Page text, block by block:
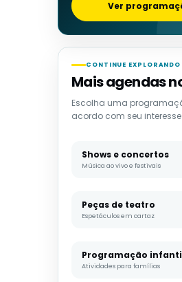
Ver
CONTINUE EXPLORANDO
Mais agendas
Escolha uma
acordo com seu interesse.
Shows e concertos
Música ao vivo e festivais
Peças de teatro
Espetáculos em cartaz
Programação
Atividades para famílias